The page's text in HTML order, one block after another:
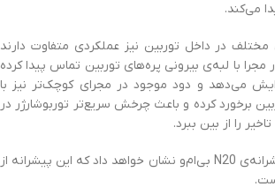
می‌کند.
در داخل توربین نیز عملکردی متفاوت دارند
با لبه‌ی بیرونی پره‌های توربین تماس پیدا کرده
می‌دهد و دود موجود در مجرای کوچک‌تر نیز با
برخورد کرده و باعث چرخش سریع‌تر توربوشارژر در
را از بین ببرد.
نگاهی به مشخصات پیشرانه‌ی N20 بی‌ام‌و نشان خواهد داد که این پیشرانه از